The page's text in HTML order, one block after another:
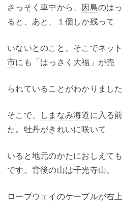
さっそく車中から、 因島のは
ると、あと、１個しか残って
いないとのこと、そこでネッ
市にも「はっさく大福」が売
られていることがわかりました
そこで、 しまなみ海道に入る
た。牡丹がきれいに咲いて
いると地元のかたにおしえて
です。背後の山は千光寺山、
ロープウェイのケーブルが右